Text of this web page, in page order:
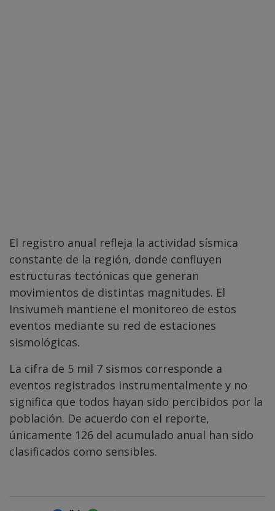
El registro anual refleja la actividad sísmica
constante de la región, donde confluyen
estructuras tectónicas que generan
movimientos de distintas magnitudes. El
Insivumeh mantiene el monitoreo de estos
eventos mediante su red de estaciones
sismológicas.
La cifra de 5 mil 7 sismos corresponde a
eventos registrados instrumentalmente y no
significa que todos hayan sido percibidos por la
población. De acuerdo con el reporte,
únicamente 126 del acumulado anual han sido
clasificados como sensibles.